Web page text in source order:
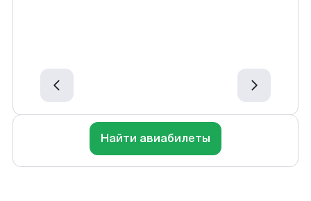
Найти авиабилеты